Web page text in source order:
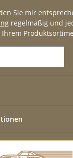
Sie mir
regelmäßig und